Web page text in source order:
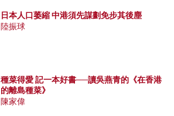
日本人口萎縮 中港須先謀劃免步其後塵
陸振球
種菜得愛 記一本好書──讀吳燕青的《在香港
的離島種菜》
陳家偉